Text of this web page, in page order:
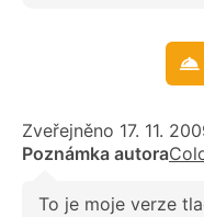
Zveřejněno 17. 11.
Poznámka autora
To je moje verze